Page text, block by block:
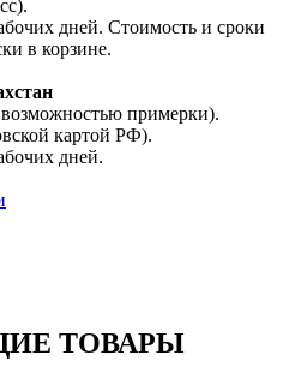
дней. Стоимость и сроки
в корзине.
примерки).
картой РФ).
дней.
ТОВАРЫ